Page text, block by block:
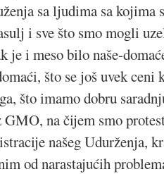
sa ljudima sa kojima
i sve što smo mogli
je i meso bilo naše-
što se još uvek ceni
što imamo dobru
na čijem smo
našeg Udurženja,
od narastajućih